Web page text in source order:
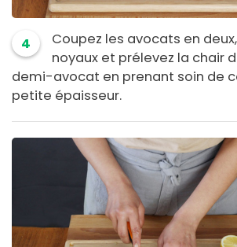
4
Coupez les avocats en
noyaux et prélevez la chair
demi-avocat en prenant soin de
petite épaisseur.